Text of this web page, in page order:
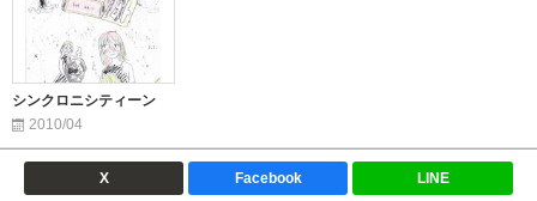
シンクロニシティーン
2010/04
X Facebook LINE